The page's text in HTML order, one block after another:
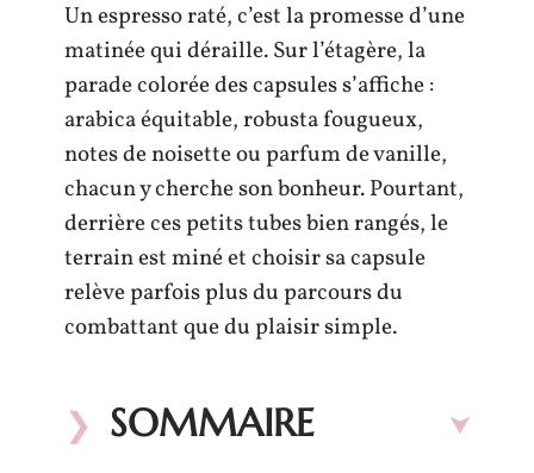
Un espresso raté, c’est la promesse d’une
matinée qui déraille. Sur l’étagère, la
parade colorée des capsules s’affiche :
arabica équitable, robusta fougueux,
notes de noisette ou parfum de vanille,
chacun y cherche son bonheur. Pourtant,
derrière ces petits tubes bien rangés, le
terrain est miné et choisir sa capsule
relève parfois plus du parcours du
combattant que du plaisir simple.
SOMMAIRE